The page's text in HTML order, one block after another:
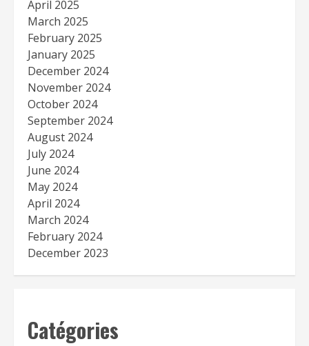
April 2025
March 2025
February 2025
January 2025
December 2024
November 2024
October 2024
September 2024
August 2024
July 2024
June 2024
May 2024
April 2024
March 2024
February 2024
December 2023
Catégories